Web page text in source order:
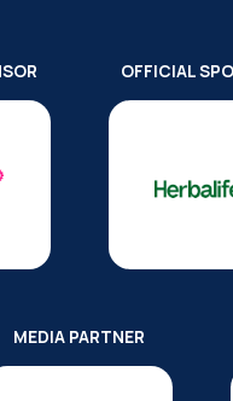
OFFICIAL
MEDIA PARTNER